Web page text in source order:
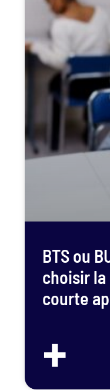
BTS ou
choisir
courte
+